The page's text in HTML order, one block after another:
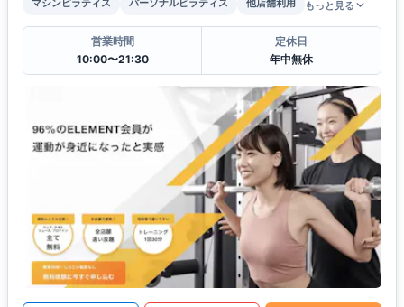
マシンピラティス
パーソナルピラティス 他店舗利用 もっと見る
営業時間
10:00〜21:30
定休日
年中無休